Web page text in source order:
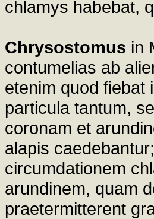
chlamys habebat,
Chrysostomus in
contumelias ab
etenim quod fiebat
particula tantum,
coronam et
alapis
circumdationem
arundinem, quam
praetermitterent